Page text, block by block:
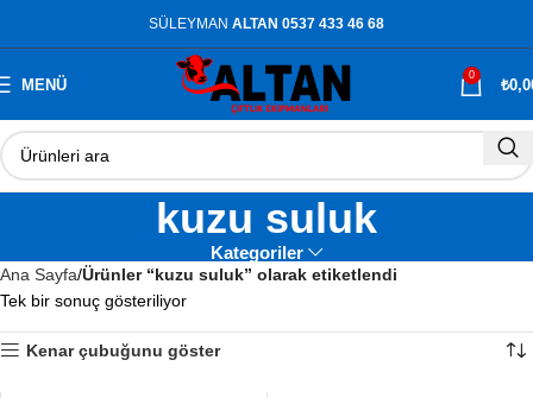
SÜLEYMAN ALTAN 0537 433 46 68
MENÜ
0
₺
kuzu suluk
Kategoriler
Ana Sayfa Ürünler “kuzu suluk” olarak etiketlendi
Tek bir sonuç gösteriliyor
Kenar çubuğunu göster